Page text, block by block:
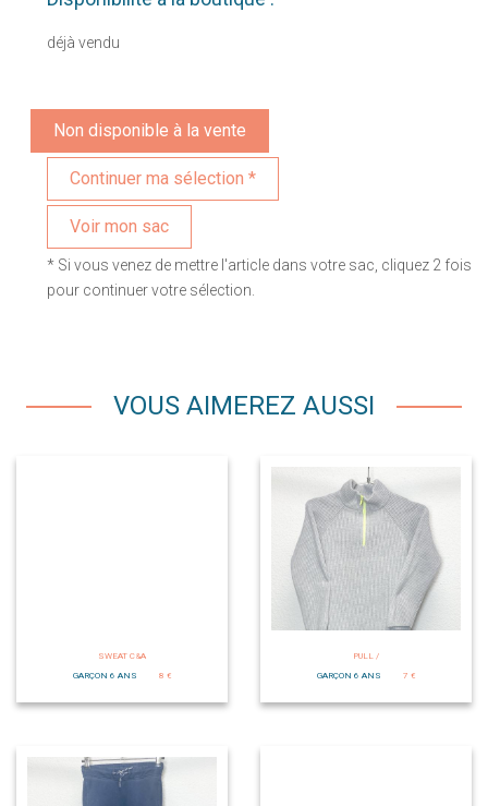
déjà vendu
Non disponible à la vente
Voir mon sac
* Si vous venez de mettre l'article dans votre sac, cliquez 2 fois
pour continuer votre sélection.
VOUS AIMEREZ AUSSI
SWEAT C&A
GARÇON 6 ANS
8 €
PULL /
GARÇON 6 ANS
7 €